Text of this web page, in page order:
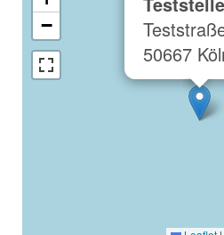
50667
−